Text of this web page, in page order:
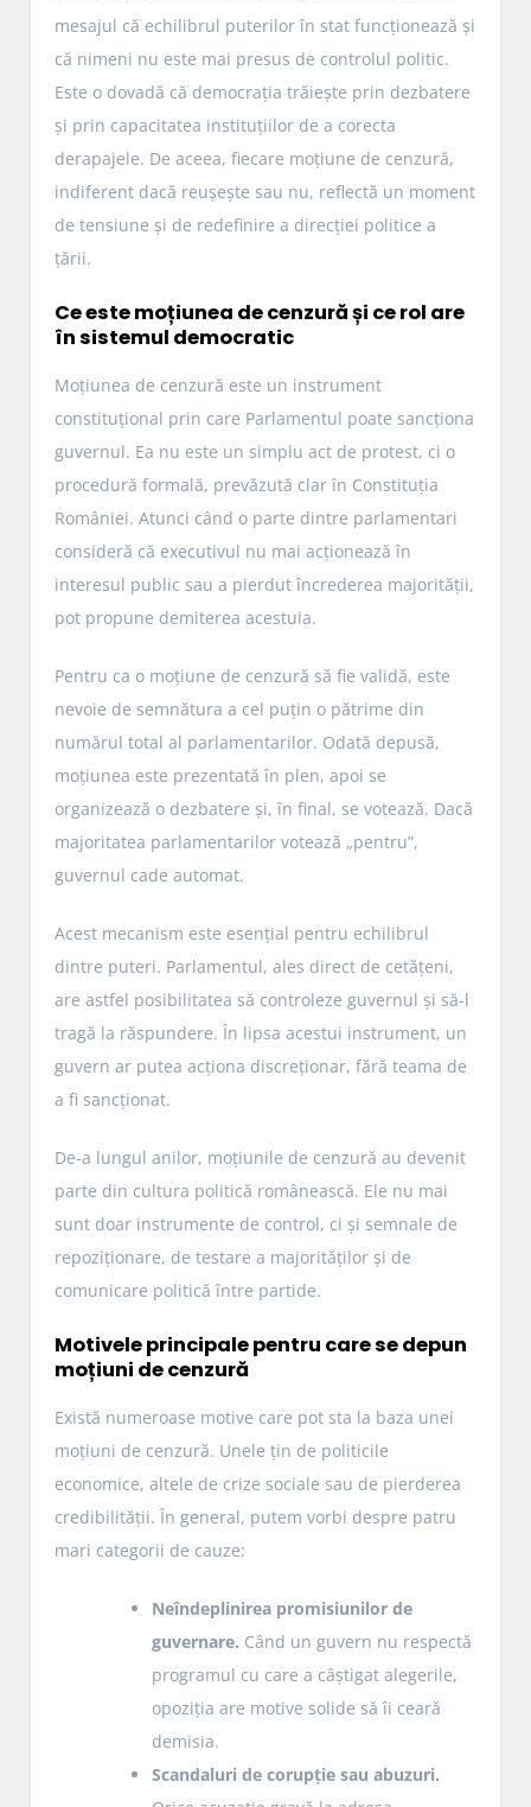
mesajul că echilibrul puterilor în stat funcționează și
că nimeni nu este mai presus de controlul politic.
Este o dovadă că democrația trăiește prin dezbatere
și prin capacitatea instituțiilor de a corecta
derapajele. De aceea, fiecare moțiune de cenzură,
indiferent dacă reușește sau nu, reflectă un moment
de tensiune și de redefinire a direcției politice a
țării.
Ce este moțiunea de cenzură și ce rol are
în sistemul democratic
Moțiunea de cenzură este un instrument
constituțional prin care Parlamentul poate sancționa
guvernul. Ea nu este un simplu act de protest, ci o
procedură formală, prevăzută clar în Constituția
României. Atunci când o parte dintre parlamentari
consideră că executivul nu mai acționează în
interesul public sau a pierdut încrederea majorității,
pot propune demiterea acestuia.
Pentru ca o moțiune de cenzură să fie validă, este
nevoie de semnătura a cel puțin o pătrime din
numărul total al parlamentarilor. Odată depusă,
moțiunea este prezentată în plen, apoi se
organizează o dezbatere și, în final, se votează. Dacă
majoritatea parlamentarilor votează „pentru”,
guvernul cade automat.
Acest mecanism este esențial pentru echilibrul
dintre puteri. Parlamentul, ales direct de cetățeni,
are astfel posibilitatea să controleze guvernul și să-l
tragă la răspundere. În lipsa acestui instrument, un
guvern ar putea acționa discreționar, fără teama de
a fi sancționat.
De-a lungul anilor, moțiunile de cenzură au devenit
parte din cultura politică românească. Ele nu mai
sunt doar instrumente de control, ci și semnale de
repoziționare, de testare a majorităților și de
comunicare politică între partide.
Motivele principale pentru care se depun
moțiuni de cenzură
Există numeroase motive care pot sta la baza unei
moțiuni de cenzură. Unele țin de politicile
economice, altele de crize sociale sau de pierderea
credibilității. În general, putem vorbi despre patru
mari categorii de cauze:
Neîndeplinirea promisiunilor de
guvernare. Când un guvern nu respectă
programul cu care a câștigat alegerile,
opoziția are motive solide să îi ceară
demisia.
Scandaluri de corupție sau abuzuri.